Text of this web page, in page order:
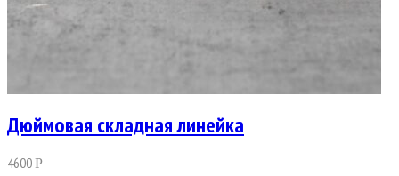
Дюймовая складная линейка
4600Р